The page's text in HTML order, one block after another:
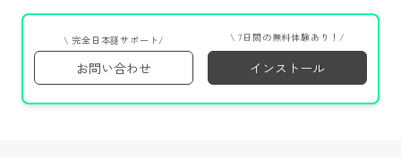
\ 完全日本語サポート/
お問い合わせ
\ 7日間の無料体験あり！/
インストール